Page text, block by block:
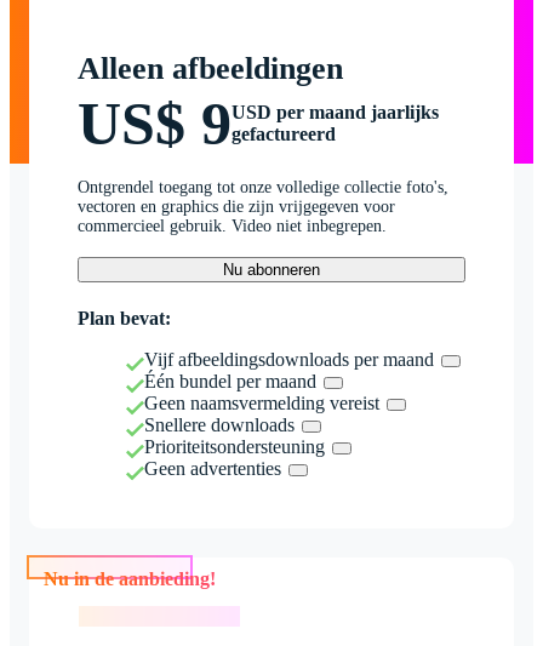
Alleen afbeeldingen
US$ 9USD per maand jaarlijks
gefactureerd
Ontgrendel toegang tot onze volledige collectie foto's,
vectoren en graphics die zijn vrijgegeven voor
commercieel gebruik. Video niet inbegrepen.
Nu abonneren
Plan bevat:
Vijf afbeeldingsdownloads per maand
Één bundel per maand
Geen naamsvermelding vereist
Snellere downloads
Prioriteitsondersteuning
Geen advertenties
Nu in de aanbieding!